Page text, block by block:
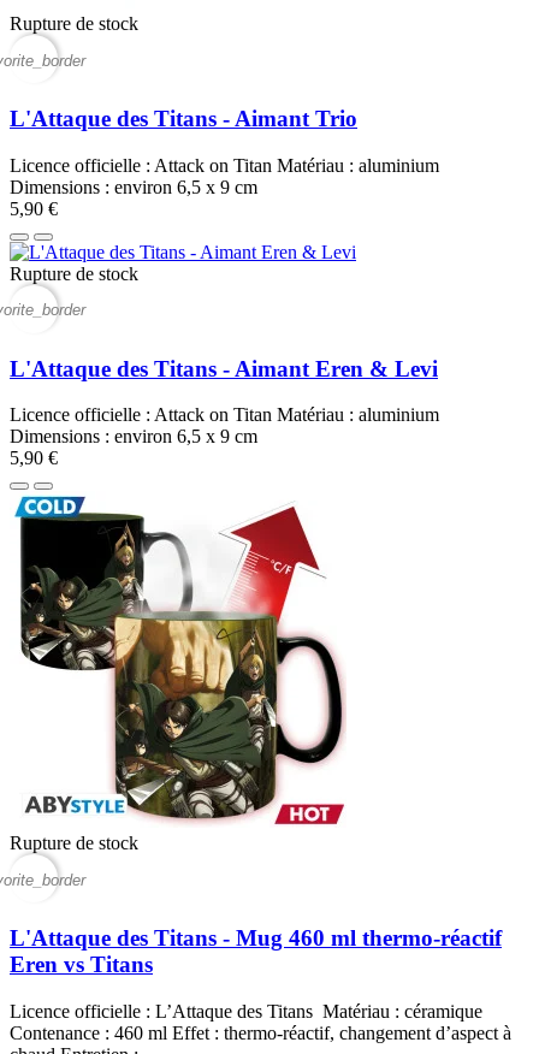
Rupture de stock
L'Attaque des Titans - Aimant Trio
Licence officielle : Attack on Titan Matériau : aluminium
Dimensions : environ 6,5 x 9 cm
5,90 €
Rupture de stock
L'Attaque des Titans - Aimant Eren & Levi
Licence officielle : Attack on Titan Matériau : aluminium
Dimensions : environ 6,5 x 9 cm
5,90 €
Rupture de stock
L'Attaque des Titans - Mug 460 ml thermo-réactif
Eren vs Titans
Licence officielle : L’Attaque des Titans Matériau : céramique
Contenance : 460 ml Effet : thermo-réactif, changement d’aspect à